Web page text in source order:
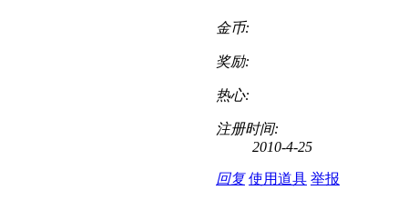
金币:
奖励:
热心:
注册时间:
2010-4-25
回复 使用道具 举报